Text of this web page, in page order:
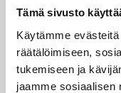
Tämä sivusto
Käytämme
räätälöimiseen,
tukemiseen ja
jaamme sosiaalisen
su
Yhteystiedot